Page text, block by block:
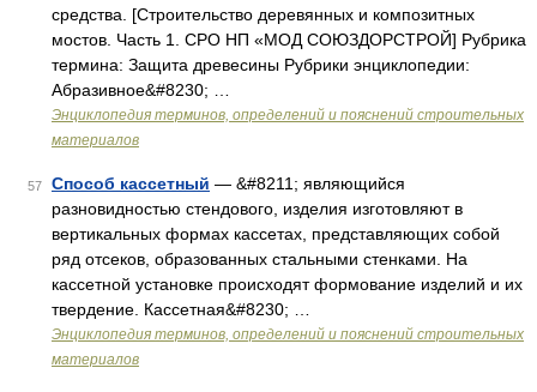
средства. [Строительство деревянных и композитных
мостов. Часть 1. СРО НП «МОД СОЮЗДОРСТРОЙ] Рубрика
термина: Защита древесины Рубрики энциклопедии:
Абразивное&#8230; …
Энциклопедия терминов, определений и пояснений строительных
материалов
57 Способ кассетный — &#8211; являющийся
разновидностью стендового, изделия изготовляют в
вертикальных формах кассетах, представляющих собой
ряд отсеков, образованных стальными стенками. На
кассетной установке происходят формование изделий и их
твердение. Кассетная&#8230; …
Энциклопедия терминов, определений и пояснений строительных
материалов